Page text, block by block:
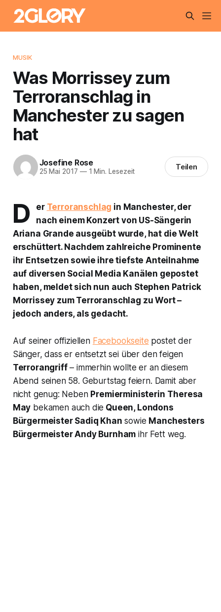
MUSIK
Was Morrissey zum
Terroranschlag in
Manchester zu sagen
hat
Josefine Rose
25 Mai 2017 —1 Min. Lesezeit Teilen
D er Terroranschlag in Manchester, der
nach einem Konzert von US-Sängerin
Ariana Grande ausgeübt wurde, hat die Welt
erschüttert. Nachdem zahlreiche Prominente
ihr Entsetzen sowie ihre tiefste Anteilnahme
auf diversen Social Media Kanälen gepostet
haben, meldet sich nun auch Stephen Patrick
Morrissey zum Terroranschlag zu Wort –
jedoch anders, als gedacht.
Auf seiner offiziellen Facebookseite postet der
Sänger, dass er entsetzt sei über den feigen
Terrorangriff– immerhin wollte er an diesem
Abend seinen 58. Geburtstag feiern. Damit aber
nicht genug: Neben Premierministerin Theresa
May bekamen auch die Queen, Londons
Bürgermeister Sadiq Khan sowie Manchesters
Bürgermeister Andy Burnham ihr Fett weg.